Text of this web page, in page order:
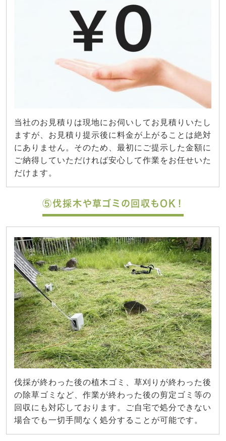
当社のお見積りは現地にお伺いしてお見積りいたし
ますが、お見積り提示後に料金が上がることは絶対
にありません。そのため、最初にご提示した金額に
ご納得していただければ安心して作業をお任せいた
だけます。
⑤伐採木や草ゴミの回収もOK！
伐採が終わった後の植木ゴミ、草刈りが終わった後
の除草ゴミなど、作業が終わった後の剪定ゴミ等の
回収にも対応しております。ご自宅で処分できない
場合でも一切手間なく処分することが可能です。